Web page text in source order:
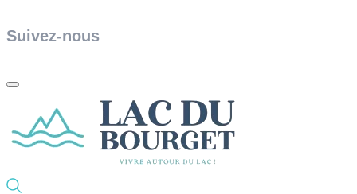
Suivez-nous